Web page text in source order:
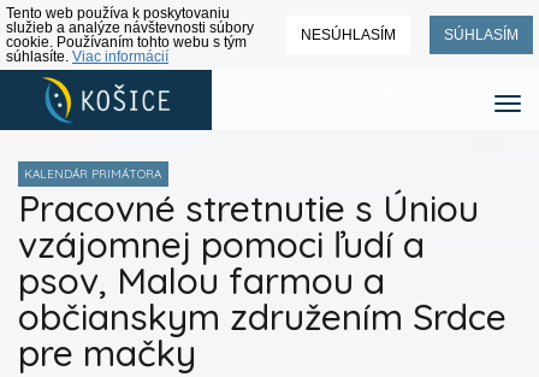
Tento web používa k poskytovaniu
služieb a analýze návštevnosti súbory
cookie. Používaním tohto webu s tým
súhlasíte. Viac informácií
NESÚHLASÍM SÚHLASÍM
KALENDÁR PRIMÁTORA
Pracovné stretnutie s Úniou
vzájomnej pomoci ľudí a
psov, Malou farmou a
občianskym združením Srdce
pre mačky